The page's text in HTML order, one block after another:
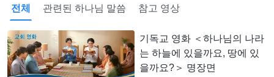
전체 관련된 하나님 말씀 참고 영상
기독교 영화 ＜하나님의 나라
는 하늘에 있을까요, 땅에 있
을까요?＞ 명장면